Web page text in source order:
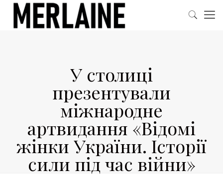
У столиці
презентували
міжнародне
артвидання «Відомі
жінки України. Історії
сили під час війни»